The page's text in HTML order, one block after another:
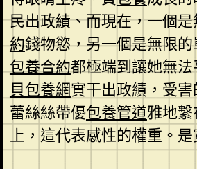
民出政績、而現在，一個
約錢物慾，另一個是無限
包養合約都極端到讓她無
貝包養網實干出政績，受
蕾絲絲帶優包養管道雅地
上，這代表感性的權重。是